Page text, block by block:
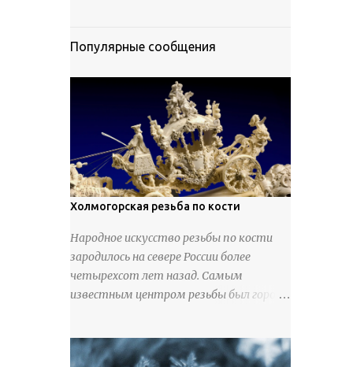
Популярные сообщения
Холмогорская резьба по кости
Народное искусство резьбы по кости
зародилось на севере России более
четырехсот лет назад. Самым
известным центром резьбы был город
служили кости тюленей, рыб и моржей.